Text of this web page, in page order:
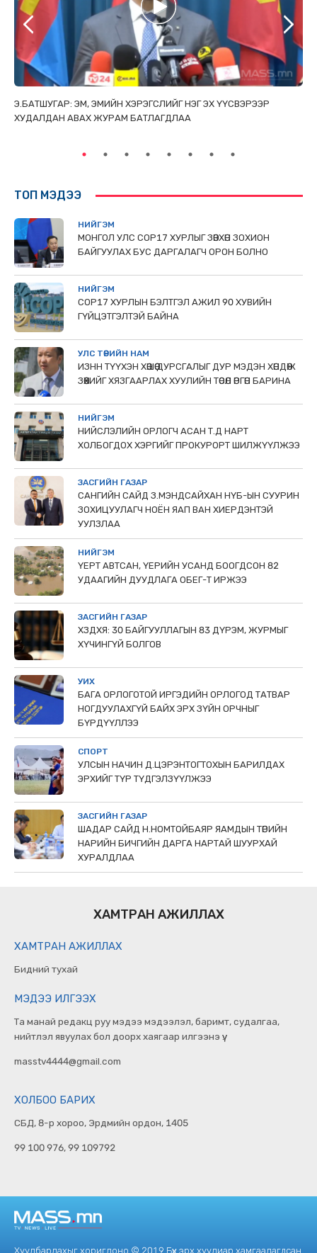
Э.БАТШУГАР: ЭМ, ЭМИЙН ХЭРЭГСЛИЙГ НЭГ ЭХ ҮҮСВЭРЭЭР
ХУДАЛДАН АВАХ ЖУРАМ БАТЛАГДЛАА
ТОП МЭДЭЭ
НИЙГЭМ
МОНГОЛ УЛС СОР17 ХУРЛЫГ ЗӨВХӨН ЗОХИОН
БАЙГУУЛАХ БУС ДАРГАЛАГЧ ОРОН БОЛНО
НИЙГЭМ
COP17 ХУРЛЫН БЭЛТГЭЛ АЖИЛ 90 ХУВИЙН
ГҮЙЦЭТГЭЛТЭЙ БАЙНА
УЛС ТӨРИЙН НАМ
ИЗНН ТҮҮХЭН ХӨШӨӨ ДУРСГАЛЫГ ДУР МЭДЭН ХӨНДӨЖ
ЗӨӨХИЙГ ХЯЗГААРЛАХ ХУУЛИЙН ТӨСӨЛ ӨРГӨН БАРИНА
НИЙГЭМ
НИЙСЛЭЛИЙН ОРЛОГЧ АСАН Т.Д НАРТ
ХОЛБОГДОХ ХЭРГИЙГ ПРОКУРОРТ ШИЛЖҮҮЛЖЭЭ
ЗАСГИЙН ГАЗАР
САНГИЙН САЙД З.МЭНДСАЙХАН НҮБ-ЫН СУУРИН
ЗОХИЦУУЛАГЧ НОЁН ЯАП ВАН ХИЕРДЭНТЭЙ
УУЛЗЛАА
НИЙГЭМ
ҮЕРТ АВТСАН, ҮЕРИЙН УСАНД БООГДСОН 82
УДААГИЙН ДУУДЛАГА ОБЕГ-Т ИРЖЭЭ
ЗАСГИЙН ГАЗАР
ХЗДХЯ: 30 БАЙГУУЛЛАГЫН 83 ДҮРЭМ, ЖУРМЫГ
ХҮЧИНГҮЙ БОЛГОВ
УИХ
БАГА ОРЛОГОТОЙ ИРГЭДИЙН ОРЛОГОД ТАТВАР
НОГДУУЛАХГҮЙ БАЙХ ЭРХ ЗҮЙН ОРЧНЫГ
БҮРДҮҮЛЛЭЭ
СПОРТ
УЛСЫН НАЧИН Д.ЦЭРЭНТОГТОХЫН БАРИЛДАХ
ЭРХИЙГ ТҮР ТҮДГЭЛЗҮҮЛЖЭЭ
ЗАСГИЙН ГАЗАР
ШАДАР САЙД Н.НОМТОЙБАЯР ЯАМДЫН ТӨРИЙН
НАРИЙН БИЧГИЙН ДАРГА НАРТАЙ ШУУРХАЙ
ХУРАЛДЛАА
ХАМТРАН АЖИЛЛАХ
ХАМТРАН АЖИЛЛАХ
Бидний тухай
МЭДЭЭ ИЛГЭЭХ
Та манай редакц руу мэдээ мэдээлэл, баримт, судалгаа,
нийтлэл явуулах бол доорх хаягаар илгээнэ үү.
masstv4444@gmail.com
ХОЛБОО БАРИХ
СБД, 8-р хороо, Эрдмийн ордон, 1405
99 100 976, 99 109792
Хуулбарлахыг хориглоно © 2019 Бүх эрх хуулиар хамгаалагдсан